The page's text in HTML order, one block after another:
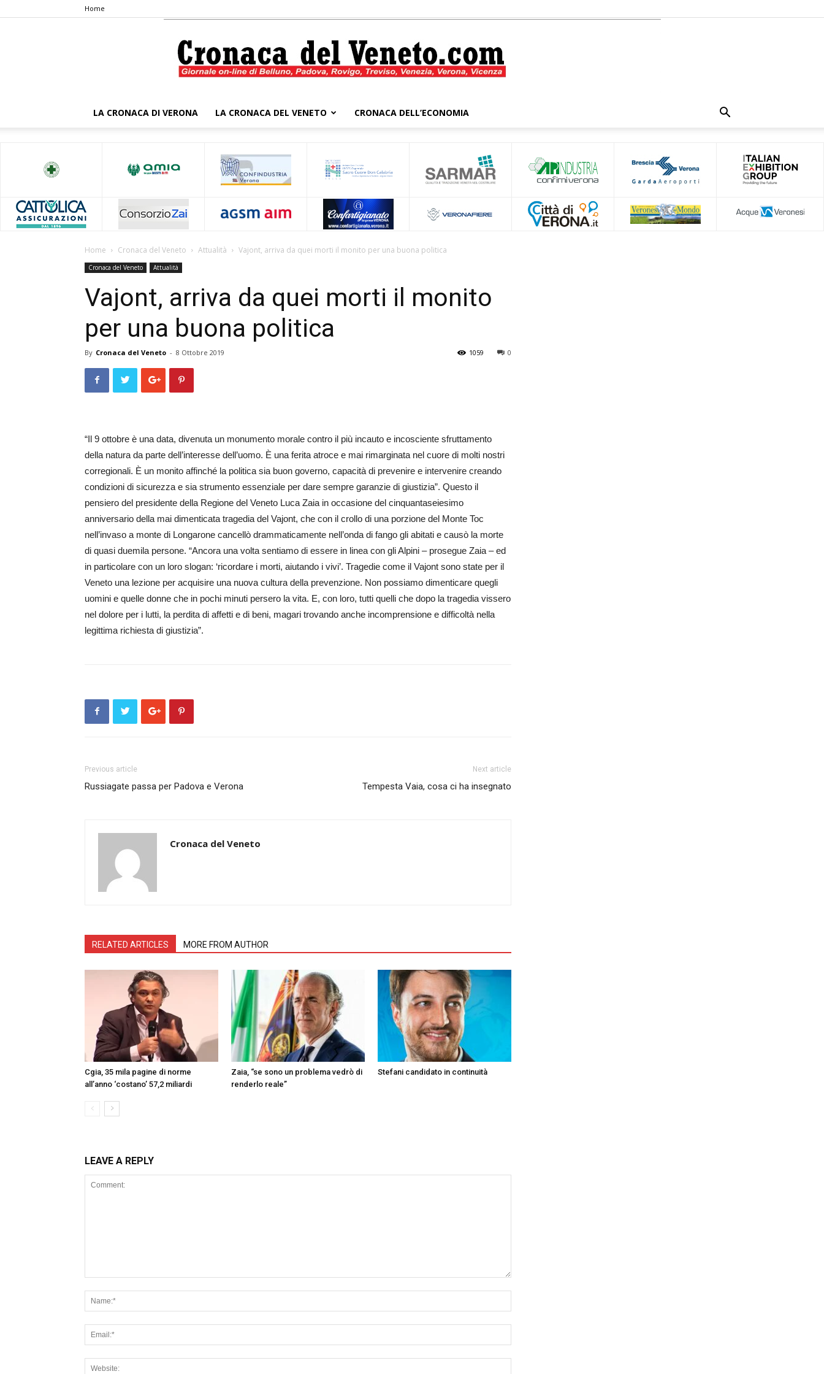
Home
Veneto
LA CRONACA DI VERONA LA CRONACA DEL VENETO CRONACA DELL’ECONOMIA
Home Cronaca del Veneto Attualità Vajont, arriva da quei morti il monito per una buona politica
Cronaca del Veneto Attualità
Vajont, arriva da quei morti il monito
per una buona politica
By Cronaca del Veneto - 8 Ottobre 2019 0
1059
“Il 9 ottobre è una data, divenuta un monumento morale contro il più incauto e incosciente sfruttamento
della natura da parte dell’interesse dell’uomo. È una ferita atroce e mai rimarginata nel cuore di molti nostri
corregionali. È un monito affinché la politica sia buon governo, capacità di prevenire e intervenire creando
condizioni di sicurezza e sia strumento essenziale per dare sempre garanzie di giustizia”. Questo il
pensiero del pre­sidente della Regione del Veneto Luca Zaia in occasione del cinquantaseiesimo
anniversario della mai dimenticata tragedia del Vajont, che con il crollo di una porzione del Monte Toc
nell’invaso a monte di Longarone cancellò dram­maticamente nell’on­­­da di fango gli abitati e causò la morte
di quasi duemila persone. “Ancora una volta sentiamo di essere in linea con gli Alpini – prosegue Zaia – ed
in particolare con un loro slogan: ‘ricordare i morti, aiutando i vivi’. Tragedie come il Vajont sono state per il
Veneto una lezione per acquisire una nuova cultura della prevenzione. Non possiamo dimenticare quegli
uomini e quelle donne che in pochi minuti persero la vita. E, con loro, tutti quelli che dopo la tragedia vissero
nel dolore per i lutti, la perdita di affetti e di beni, magari trovando anche incomprensione e difficoltà nella
legittima richiesta di giustizia”.
Previous article
Russiagate passa per Padova e Verona
Next article
Tempesta Vaia, cosa ci ha insegnato
Cronaca del Veneto
RELATED ARTICLES MORE FROM AUTHOR
Cgia, 35 mila pagine di norme
all’anno ‘costano’ 57,2 miliardi
Zaia, “se sono un problema vedrò di
renderlo reale”
Stefani candidato in continuità
LEAVE A REPLY